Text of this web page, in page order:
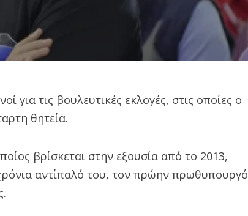
για τις βουλευτικές εκλογές, στις οποίες ο
θητεία.
βρίσκεται στην εξουσία από το 2013,
αντίπαλό του, τον πρώην πρωθυπουργό